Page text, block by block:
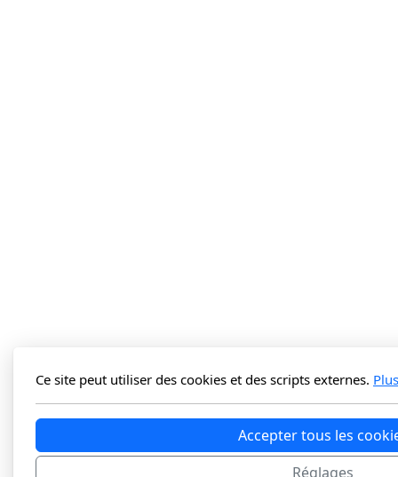
Ce site peut utiliser des cookies et des scripts externes.
Accepter tous les
Réglages